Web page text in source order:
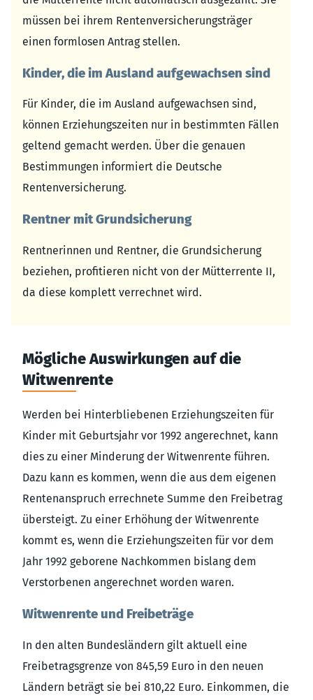
müssen bei ihrem Rentenversicherungsträger
einen formlosen Antrag stellen.
Kinder, die im Ausland aufgewachsen sind
Für Kinder, die im Ausland aufgewachsen sind,
können Erziehungszeiten nur in bestimmten Fällen
geltend gemacht werden. Über die genauen
Bestimmungen informiert die Deutsche
Rentenversicherung.
Rentner mit Grundsicherung
Rentnerinnen und Rentner, die Grundsicherung
beziehen, profitieren nicht von der Mütterrente II,
da diese komplett verrechnet wird.
Mögliche Auswirkungen auf die
Witwenrente
Werden bei Hinterbliebenen Erziehungszeiten für
Kinder mit Geburtsjahr vor 1992 angerechnet, kann
dies zu einer Minderung der Witwenrente führen.
Dazu kann es kommen, wenn die aus dem eigenen
Rentenanspruch errechnete Summe den Freibetrag
übersteigt. Zu einer Erhöhung der Witwenrente
kommt es, wenn die Erziehungszeiten für vor dem
Jahr 1992 geborene Nachkommen bislang dem
Verstorbenen angerechnet worden waren.
Witwenrente und Freibeträge
In den alten Bundesländern gilt aktuell eine
Freibetragsgrenze von 845,59 Euro in den neuen
Ländern beträgt sie bei 810,22 Euro. Einkommen, die